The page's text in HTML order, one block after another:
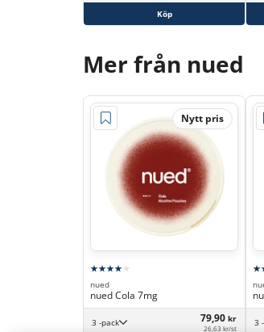
Köp
Mer från nued
Nytt pris
nued
nued Cola 7mg
3 -pack 79,90 kr
26,63 kr/st